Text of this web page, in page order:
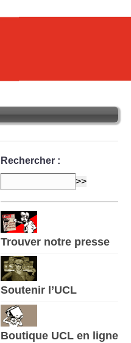
Rechercher :
Trouver notre presse
Soutenir l’UCL
Boutique UCL en ligne